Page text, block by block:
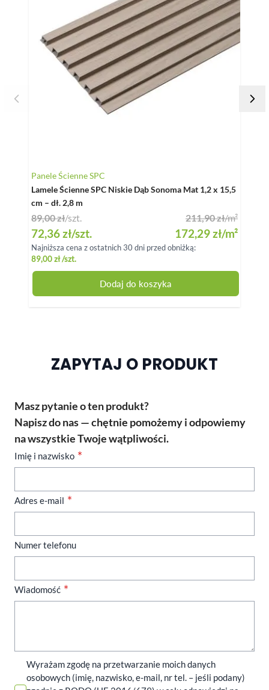
Panele Ścienne SPC
Lamele Ścienne SPC Niskie Dąb Sonoma Mat 1,2 x 15,5
cm – dł. 2,8 m
89,00 zł/szt.
Special Price
72,36 zł/szt.
211,90 zł/m²
172,29 zł/m²
Najniższa cena z ostatnich 30 dni przed obniżką:
89,00 zł/szt.
Dodaj do koszyka
ZAPYTAJ O PRODUKT
Masz pytanie o ten produkt?
Napisz do nas — chętnie pomożemy i odpowiemy
na wszystkie Twoje wątpliwości.
Imię i nazwisko
Adres e-mail
Numer telefonu
Wiadomość
Wyrażam zgodę na przetwarzanie moich danych
osobowych (imię, nazwisko, e-mail, nr tel. – jeśli podany)